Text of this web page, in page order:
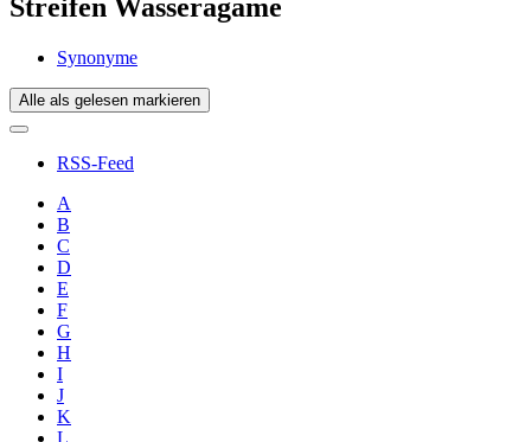
Streifen Wasseragame
Synonyme
Alle als gelesen markieren
RSS-Feed
A
B
C
D
E
F
G
H
I
J
K
L